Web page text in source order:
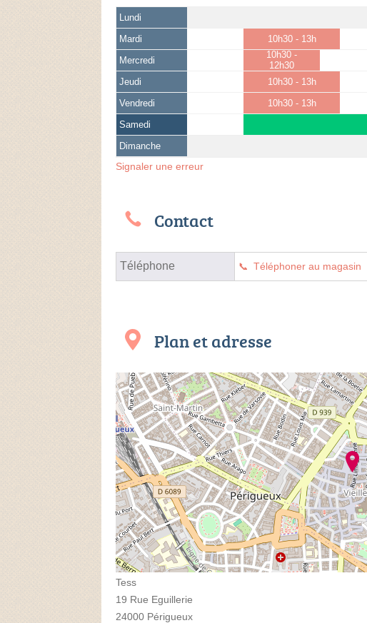
Lundi
Mardi 10h30 - 13h
Mercredi
10h30 -
12h30
Jeudi 10h30 - 13h
Vendredi 10h30 - 13h
Samedi
Dimanche
Signaler une erreur
Contact
Téléphone Téléphoner au magasin
Plan et adresse
Tess
19 Rue Eguillerie
24000 Périgueux